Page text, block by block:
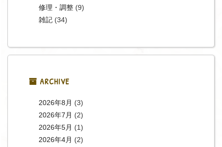
修理・調整(9)
雑記(34)
ARCHIVE
2026年8月 (3)
2026年7月 (2)
2026年5月 (1)
2026年4月 (2)